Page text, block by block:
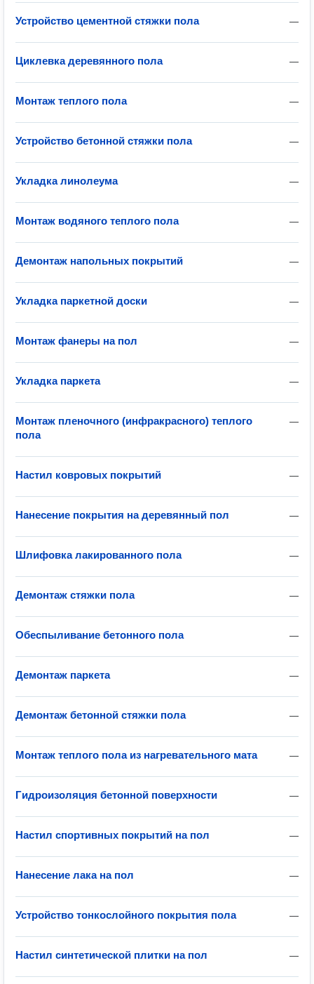
—
Устройство цементной стяжки пола
—
Циклевка деревянного пола
—
Монтаж теплого пола
—
Устройство бетонной стяжки пола
—
Укладка линолеума
—
Монтаж водяного теплого пола
—
Демонтаж напольных покрытий
—
Укладка паркетной доски
—
Монтаж фанеры на пол
—
Укладка паркета
—
Монтаж пленочного (инфракрасного) теплого
пола
—
Настил ковровых покрытий
—
Нанесение покрытия на деревянный пол
—
Шлифовка лакированного пола
—
Демонтаж стяжки пола
—
Обеспыливание бетонного пола
—
Демонтаж паркета
—
Демонтаж бетонной стяжки пола
—
Монтаж теплого пола из нагревательного мата
—
Гидроизоляция бетонной поверхности
—
Настил спортивных покрытий на пол
—
Нанесение лака на пол
—
Устройство тонкослойного покрытия пола
—
Настил синтетической плитки на пол